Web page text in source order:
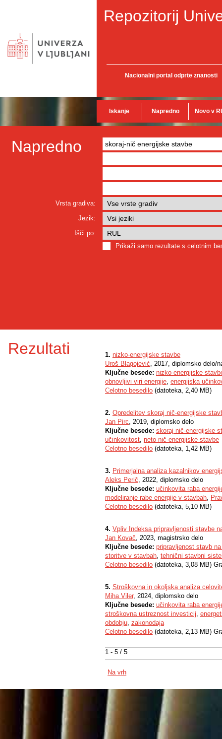
Repozitorij
Nacionalni portal odprte znanosti
Iskanje Napredno Novo v
Napredno
Vrsta gradiva:
Jezik:
Išči po:
Prikaži samo rezultate s celotnim
Rezultati
1 - 5 / 5
1. nizko-energijske stavbe
Uroš Blagojević, 2017, diplomsko delo/
Ključne besede: nizko-energijske
obnovljivi viri energije, energijska
Celotno besedilo (datoteka, 2,40 MB)
2. Opredelitev skoraj nič-energijske
Jan Pirc, 2019, diplomsko delo
Ključne besede: skoraj nič-energijske
učinkovitost, neto nič-energijske stavbe
Celotno besedilo (datoteka, 1,42 MB)
3. Primerjalna analiza kazalnikov
Aleks Perič, 2022, diplomsko delo
Ključne besede: učinkovita raba
modeliranje rabe energije v stavbah,
Celotno besedilo (datoteka, 5,10 MB)
4. Vpliv Indeksa pripravljenosti stavbe
Jan Kovač, 2023, magistrsko delo
Ključne besede: pripravljenost stavb
storitve v stavbah, tehnični stavbni
Celotno besedilo (datoteka, 3,08 MB)
5. Stroškovna in okoljska analiza
Miha Viler, 2024, diplomsko delo
Ključne besede: učinkovita raba
stroškovna ustreznost investicij,
obdobju, zakonodaja
Celotno besedilo (datoteka, 2,13 MB)
Na vrh